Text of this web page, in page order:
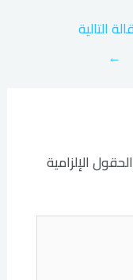
التالية
←
الحقول الإلزامية